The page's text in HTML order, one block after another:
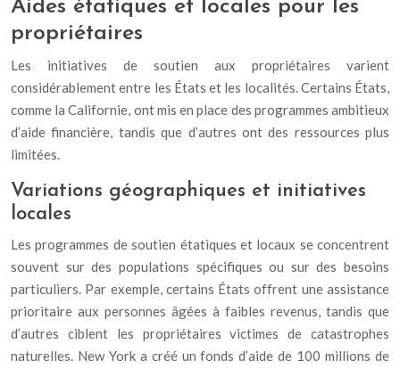
Aides étatiques et locales pour les
propriétaires
Les initiatives de soutien aux propriétaires varient
considérablement entre les États et les localités. Certains États,
comme la Californie, ont mis en place des programmes ambitieux
d’aide financière, tandis que d’autres ont des ressources plus
limitées.
Variations géographiques et initiatives
locales
Les programmes de soutien étatiques et locaux se concentrent
souvent sur des populations spécifiques ou sur des besoins
particuliers. Par exemple, certains États offrent une assistance
prioritaire aux personnes âgées à faibles revenus, tandis que
d’autres ciblent les propriétaires victimes de catastrophes
naturelles. New York a créé un fonds d’aide de 100 millions de